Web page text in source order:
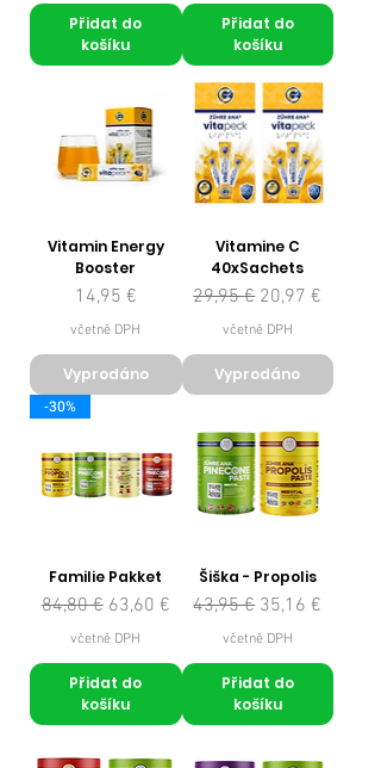
Přidat do
košíku
Přidat do
košíku
Vitamin Energy
Booster
Cena
14,95 €
včetně DPH
Vyprodáno
Vitamine C
40xSachets
Běžná cena
29,95 € Zvýhodněná
20,97 €
včetně DPH
Vyprodáno
-30%
Familie Pakket
Běžná cena
84,80 € Zvýhodněná cena
63,60 €
včetně DPH
Přidat do
košíku
Šiška - Propolis
Běžná cena
43,95 € Zvýhodněná
35,16 €
včetně DPH
Přidat do
košíku